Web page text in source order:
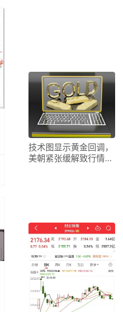
技术图显示黄金回调，
美朝紧张缓解致行情变